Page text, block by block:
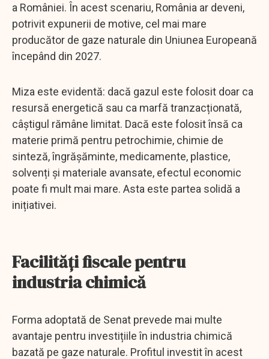
a României. În acest scenariu, România ar deveni,
potrivit expunerii de motive, cel mai mare
producător de gaze naturale din Uniunea Europeană
începând din 2027.
Miza este evidentă: dacă gazul este folosit doar ca
resursă energetică sau ca marfă tranzacționată,
câștigul rămâne limitat. Dacă este folosit însă ca
materie primă pentru petrochimie, chimie de
sinteză, îngrășăminte, medicamente, plastice,
solvenți și materiale avansate, efectul economic
poate fi mult mai mare. Asta este partea solidă a
inițiativei.
Facilități fiscale pentru
industria chimică
Forma adoptată de Senat prevede mai multe
avantaje pentru investițiile în industria chimică
bazată pe gaze naturale. Profitul investit în acest